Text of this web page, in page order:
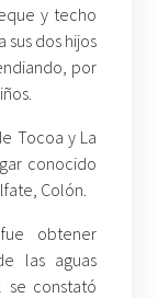
y techo
dos hijos
por
Tocoa y La
conocido
Colón.
obtener
las aguas
se constató